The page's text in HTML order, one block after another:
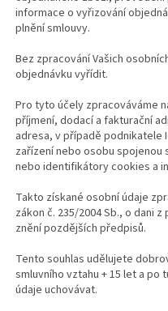
informace o vyřizování
plnění smlouvy.
Bez zpracování Vašich
objednávku vyřídit.
Pro tyto účely zpracováváme
příjmení, dodací a fakturační
adresa, v případě podnikatele
zařízení nebo osobu spojenou
nebo identifikátory cookies a
Takto získané osobní údaje
zákon č. 235/2004 Sb., o dani
znění pozdějších předpisů.
Tento souhlas udělujete
smluvního vztahu + 15 let a po
údaje uchovávat.